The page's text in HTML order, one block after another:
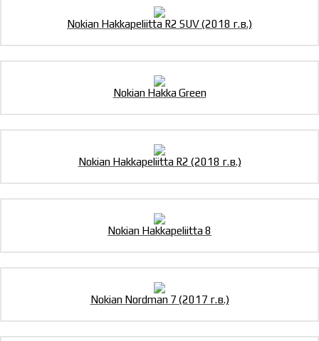
Nokian Hakkapeliitta R2 SUV (2018 г.в.)
Nokian Hakka Green
Nokian Hakkapeliitta R2 (2018 г.в.)
Nokian Hakkapeliitta 8
Nokian Nordman 7 (2017 г.в.)